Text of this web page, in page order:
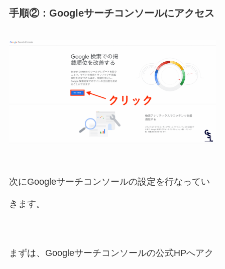
手順②：Googleサーチコンソールにアクセス
次にGoogleサーチコンソールの設定を行なってい
きます。
まずは、Googleサーチコンソールの公式HPへアク